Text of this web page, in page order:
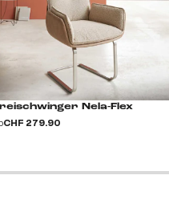
Nela-Flex
CHF 279.90